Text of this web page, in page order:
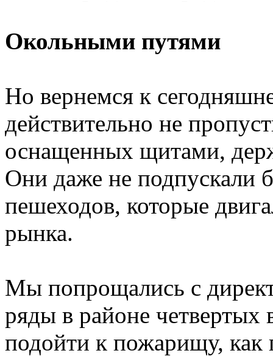
Окольными путями
Но вернемся к
действительно не
оснащенных щитами,
Они даже не подпускали
пешеходов, которые
рынка.
Мы попрощались с
ряды в районе
подойти к пожарищу, как